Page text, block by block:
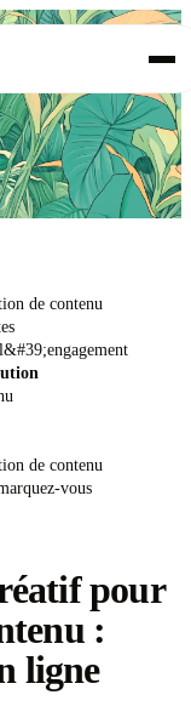
de contenu
de contenu
vous
pour
:
ligne